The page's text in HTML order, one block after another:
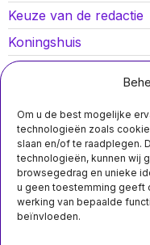
Om u de best mogelijke
technologieën zoals
slaan en/of te raadplegen.
technologieën, kunnen wij
browsegedrag en unieke
u geen toestemming geeft
werking van bepaalde
beïnvloeden.
Keuze van de redactie
Koningshuis
Lokaal nieuws
Opinies
Politiek
Sport